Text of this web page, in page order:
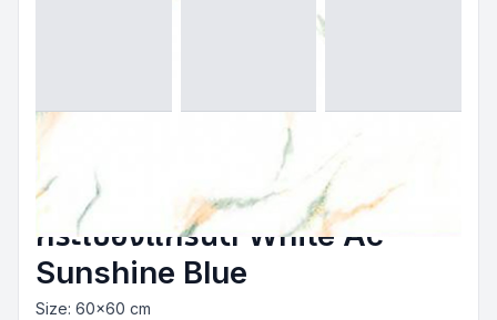
กระเบื้องปูพื้น (FLOORING TILES)
กระเบื้องแกรนิตโต้ (GRANITO TILES)
กระเบื้องลายหินอ่อน (MARBLE TILES)
กระเบื้องแกรนิต White Ac
Sunshine Blue
Size: 60x60 cm